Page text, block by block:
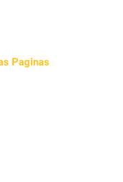
Paginas